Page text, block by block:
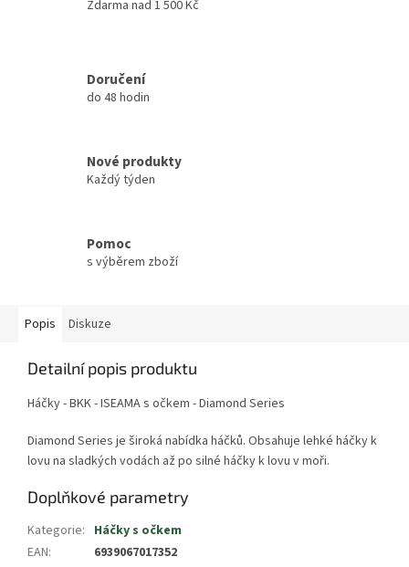
Zdarma nad 1 500 Kč
Doručení
do 48 hodin
Nové produkty
Každý týden
Pomoc
s výběrem zboží
Popis Diskuze
Detailní popis produktu
Háčky - BKK - ISEAMA s očkem - Diamond Series
Diamond Series je široká nabídka háčků. Obsahuje lehké háčky k
lovu na sladkých vodách až po silné háčky k lovu v moři.
Doplňkové parametry
Kategorie: Háčky s očkem
EAN: 6939067017352